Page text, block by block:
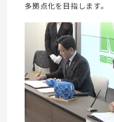
多拠点化を目指します。